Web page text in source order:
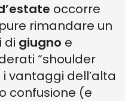
occorre
rimandare un
di giugno e
“shoulder
vantaggi dell’alta
confusione (e